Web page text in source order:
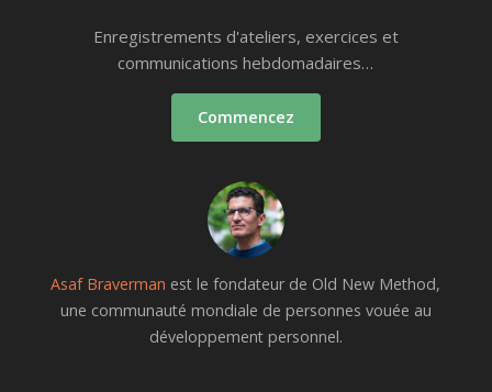
Enregistrements d'ateliers, exercices et
communications hebdomadaires…
Commencez
Asaf Braverman est le fondateur de Old New Method,
une communauté mondiale de personnes vouée au
développement personnel.